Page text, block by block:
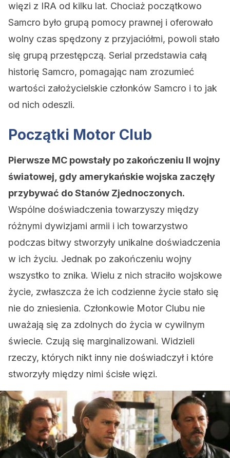
więzi z IRA od kilku lat. Chociaż początkowo
Samcro było grupą pomocy prawnej i oferowało
wolny czas spędzony z przyjaciółmi, powoli stało
się grupą przestępczą. Serial przedstawia całą
historię Samcro, pomagając nam zrozumieć
wartości założycielskie członków Samcro i to jak
od nich odeszli.
Początki Motor Club
Pierwsze MC powstały po zakończeniu II wojny
światowej, gdy amerykańskie wojska zaczęły
przybywać do Stanów Zjednoczonych.
Wspólne doświadczenia towarzyszy między
różnymi dywizjami armii i ich towarzystwo
podczas bitwy stworzyły unikalne doświadczenia
w ich życiu. Jednak po zakończeniu wojny
wszystko to znika. Wielu z nich straciło wojskowe
życie, zwłaszcza że ich codzienne życie stało się
nie do zniesienia. Członkowie Motor Clubu nie
uważają się za zdolnych do życia w cywilnym
świecie. Czują się marginalizowani. Widzieli
rzeczy, których nikt inny nie doświadczył i które
stworzyły między nimi ścisłe więzi.